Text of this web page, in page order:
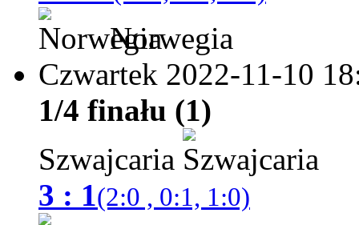
Norwegia
Czwartek 2022-11-10
1/4 finału (1)
Szwajcaria
3 : 1(2:0 , 0:1, 1:0)